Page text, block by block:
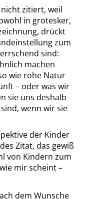
zitiert, weil
in grotesker,
drückt
zum
sind:
machen
wie rohe Natur
– oder was wir
sie uns deshalb
wenn wir sie
der Kinder
Zitat, das gewiß
von Kindern zum
mir scheint –
dem Wunsche